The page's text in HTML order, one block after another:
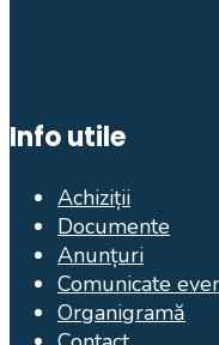
Info utile
Achiziții
Documente
Anunțuri
Comunicate
Organigramă